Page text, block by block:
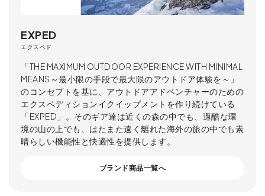
EXPED
エクスペド
「THE MAXIMUM OUTDOOR EXPERIENCE WITH MINIMAL
MEANS～最小限の手段で最大限のアウトドア体験を～」
のコンセプトを基に、アウトドアアドベンチャーのための
エクスペディションイクイップメントを作り続けている
「EXPED」。そのギア達は近くの森の中でも、過酷な環
境の山の上でも、はたまた遠く離れた海外の旅の中でも素
晴らしい機能性と快適性を提供します。
ブランド商品一覧へ